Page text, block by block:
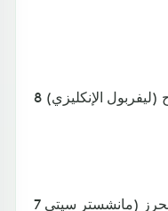
الإنكليزي)
7 أهداف: الجزائري رياض محرز (مانشستر سيتي